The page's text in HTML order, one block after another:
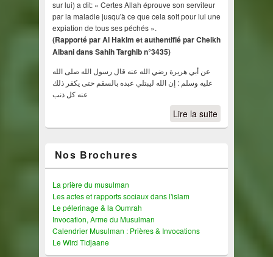
sur lui) a dit: « Certes Allah éprouve son serviteur
par la maladie jusqu'à ce que cela soit pour lui une
expiation de tous ses péchés ».
(Rapporté par Al Hakim et authentifié par Cheikh
Albani dans Sahih Targhib n°3435)
عن أبي هريرة رضي الله عنه قال رسول الله صلى الله
عليه وسلم : إن الله ليبتلي عبده بالسقم حتى يكفر ذلك
عنه كل ذنب
Lire la suite
Nos Brochures
La prière du musulman
Les actes et rapports sociaux dans l'islam
Le pélerinage & la Oumrah
Invocation, Arme du Musulman
Calendrier Musulman : Prières & Invocations
Le Wird Tidjaane